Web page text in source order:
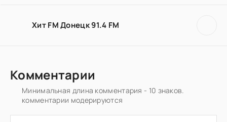
Хит FM Донецк 91.4 FM
Комментарии
Минимальная длина комментария - 10 знаков.
комментарии модерируются